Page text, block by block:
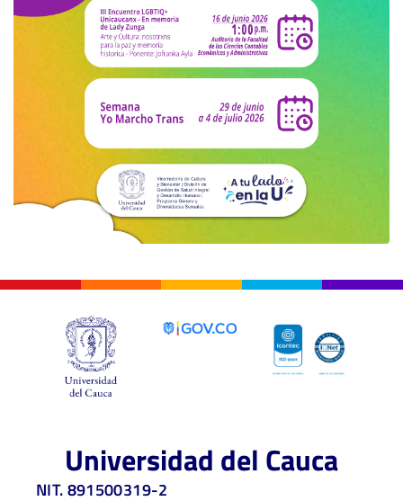
Universidad del Cauca
NIT. 891500319-2